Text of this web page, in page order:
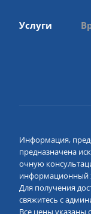
Услуги
Информация,
предназначена
очную
информационный
Для получения
свяжитесь с
Все цены указаны